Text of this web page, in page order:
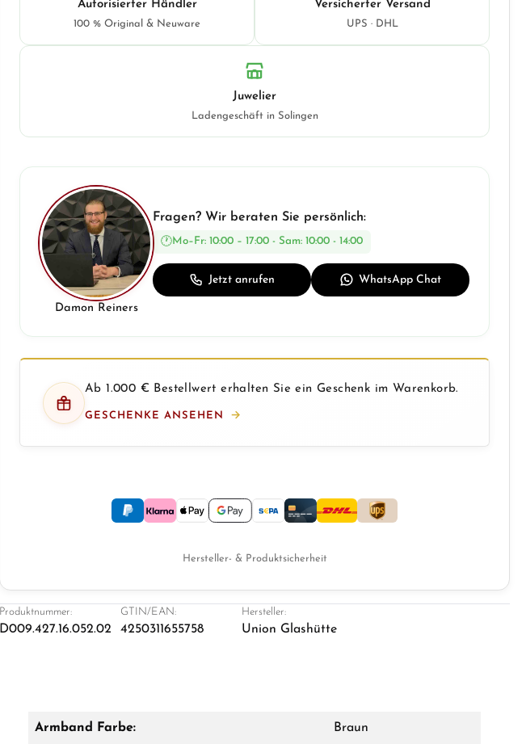
Autorisierter Händler
100 % Original & Neuware
Versicherter Versand
UPS · DHL
Juwelier
Ladengeschäft in Solingen
Damon Reiners
Fragen? Wir beraten Sie persönlich:
Mo–Fr: 10:00 – 17:00 - Sam: 10:00 - 14:00
Jetzt anrufen WhatsApp Chat
Ab 1.000 € Bestellwert erhalten Sie ein Geschenk im Warenkorb.
GESCHENKE ANSEHEN
Hersteller- & Produktsicherheit
Produktnummer:
D009.427.16.052.02
GTIN/EAN:
4250311655758
Hersteller:
Union Glashütte
Armband Farbe: Braun